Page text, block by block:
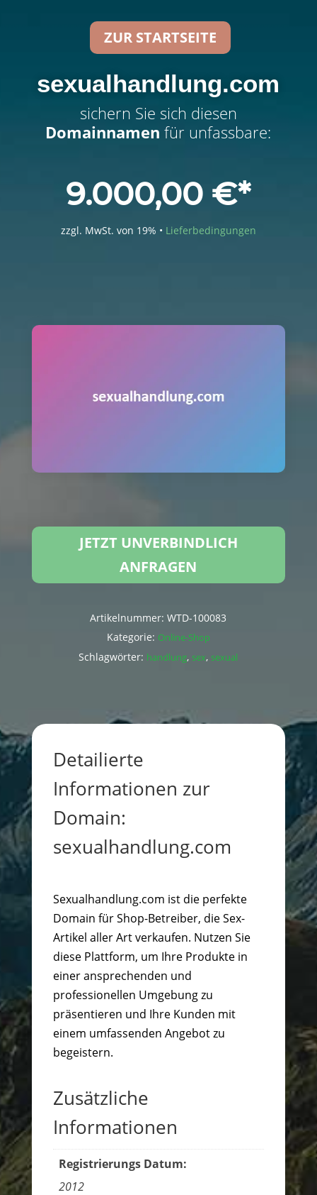
sexualhandlung.com
sichern Sie sich diesen
Domainnamen für unfassbare:
9.000,00 €
zzgl. MwSt. von 19% • Lieferbedingungen
JETZT UNVERBINDLICH
ANFRAGEN
Artikelnummer:WTD-100083
Kategorie: Online-Shop
Schlagwörter: handlung, sex, sexual
Detailierte
Informationen zur
Domain:
sexualhandlung.com
Sexualhandlung.com ist die perfekte
Domain für Shop-Betreiber, die Sex-
Artikel aller Art verkaufen. Nutzen Sie
diese Plattform, um Ihre Produkte in
einer ansprechenden und
professionellen Umgebung zu
präsentieren und Ihre Kunden mit
einem umfassenden Angebot zu
begeistern.
Zusätzliche
Informationen
Registrierungs Datum:
2012
ZUR STARTSEITE